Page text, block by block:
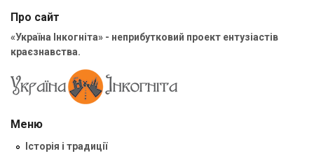
Про сайт
«Україна Інкогніта» - неприбутковий проект ентузіастів
краєзнавства.
Меню
Історія і традиції